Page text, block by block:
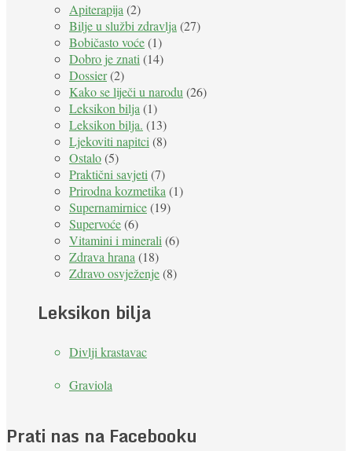
Apiterapija (2)
Bilje u službi zdravlja (27)
Bobičasto voće(1)
Dobro je znati (14)
Dossier(2)
Kako se liječi u narodu (26)
Leksikon bilja (1)
Leksikon bilja. (13)
Ljekoviti napitci (8)
Ostalo(5)
Praktični savjeti (7)
Prirodna kozmetika (1)
Supernamirnice(19)
Supervoće(6)
Vitamini i minerali (6)
Zdrava hrana (18)
Zdravo osvježenje(8)
Leksikon bilja
Divlji krastavac
Graviola
Prati nas na Facebooku